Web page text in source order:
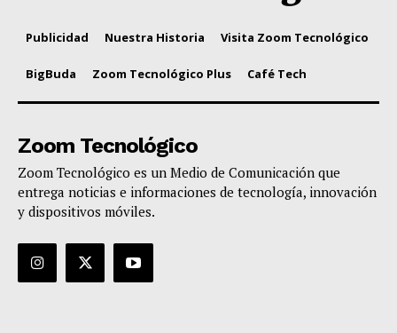
Publicidad Nuestra Historia Visita Zoom Tecnológico
BigBuda Zoom Tecnológico Plus Café Tech
Zoom Tecnológico
Zoom Tecnológico es un Medio de Comunicación que
entrega noticias e informaciones de tecnología, innovación
y dispositivos móviles.